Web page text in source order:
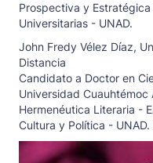
Prospectiva y
Universitarias - UNAD.
John Fredy Vélez Díaz,
Distancia
Candidato a Doctor en
Universidad
Hermenéutica Literaria -
Cultura y Política -